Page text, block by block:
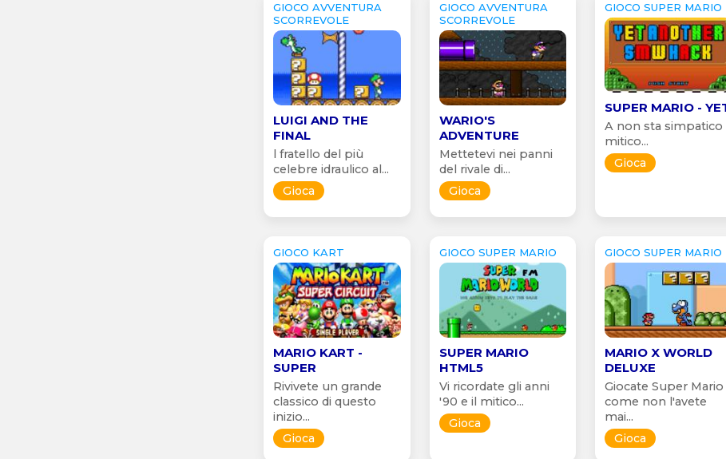
GIOCO AVVENTURA
SCORREVOLE
LUIGI AND THE
FINAL
l fratello del più
celebre idraulico al...
Gioca
GIOCO AVVENTURA
SCORREVOLE
WARIO'S
ADVENTURE
Mettetevi nei panni
del rivale di...
Gioca
GIOCO SUPER MARIO
SUPER MARIO -
A non sta simpatico
mitico...
Gioca
GIOCO KART
MARIO KART -
SUPER
Rivivete un grande
classico di questo
inizio...
Gioca
GIOCO SUPER MARIO
SUPER MARIO
HTML5
Vi ricordate gli anni
'90 e il mitico...
Gioca
GIOCO SUPER MARIO
MARIO X WORLD
DELUXE
Giocate Super Mario
come non l'avete
mai...
Gioca